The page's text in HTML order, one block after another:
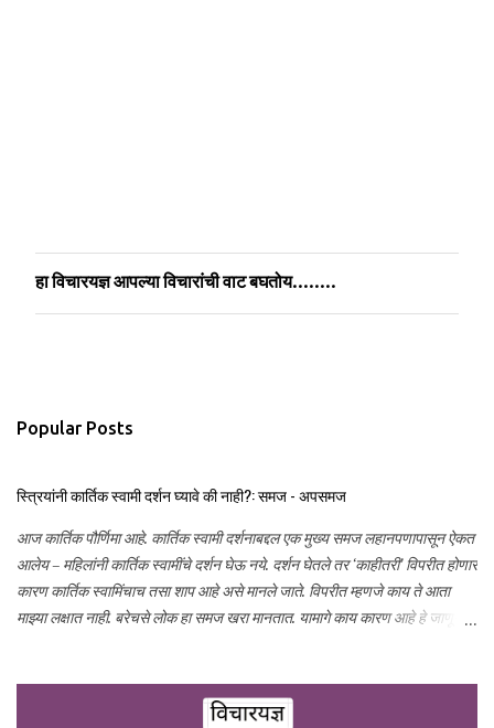
P
o
o
e
n
t
हा विचारयज्ञ आपल्या विचारांची वाट बघतोय........
Popular Posts
स्त्रियांनी कार्तिक स्वामी दर्शन घ्यावे की नाही?: समज - अपसमज
आज कार्तिक पौर्णिमा आहे. कार्तिक स्वामी दर्शनाबद्दल एक मुख्य समज लहानपणापासून ऐकत
आलेय – महिलांनी कार्तिक स्वामींचे दर्शन घेऊ नये. दर्शन घेतले तर ‘काहीतरी’ विपरीत होणार
कारण कार्तिक स्वामिंचाच तसा शाप आहे असे मानले जाते. विपरीत म्हणजे काय ते आता
माझ्या लक्षात नाही. बरेचसे लोक हा समज खरा मानतात. यामागे काय कारण आहे हे जाणून